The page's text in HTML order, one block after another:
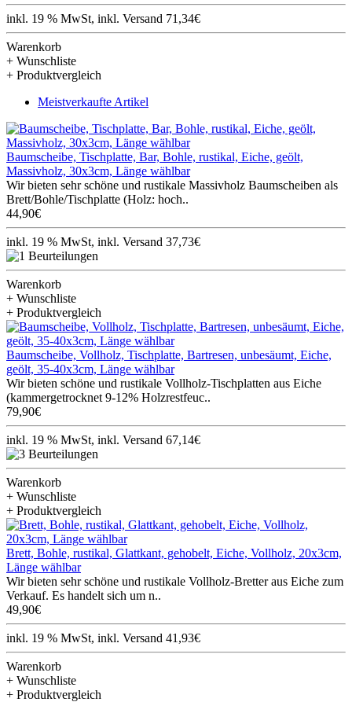
inkl. 19 % MwSt, inkl. Versand 71,34€
Warenkorb
+ Wunschliste
+ Produktvergleich
Meistverkaufte Artikel
Baumscheibe, Tischplatte, Bar, Bohle, rustikal, Eiche, geölt,
Massivholz, 30x3cm, Länge wählbar
Wir bieten sehr schöne und rustikale Massivholz Baumscheiben als
Brett/Bohle/Tischplatte (Holz: hoch..
44,90€
inkl. 19 % MwSt, inkl. Versand 37,73€
Warenkorb
+ Wunschliste
+ Produktvergleich
Baumscheibe, Vollholz, Tischplatte, Bartresen, unbesäumt, Eiche,
geölt, 35-40x3cm, Länge wählbar
Wir bieten schöne und rustikale Vollholz-Tischplatten aus Eiche
(kammergetrocknet 9-12% Holzrestfeuc..
79,90€
inkl. 19 % MwSt, inkl. Versand 67,14€
Warenkorb
+ Wunschliste
+ Produktvergleich
Brett, Bohle, rustikal, Glattkant, gehobelt, Eiche, Vollholz, 20x3cm,
Länge wählbar
Wir bieten sehr schöne und rustikale Vollholz-Bretter aus Eiche zum
Verkauf. Es handelt sich um n..
49,90€
inkl. 19 % MwSt, inkl. Versand 41,93€
Warenkorb
+ Wunschliste
+ Produktvergleich